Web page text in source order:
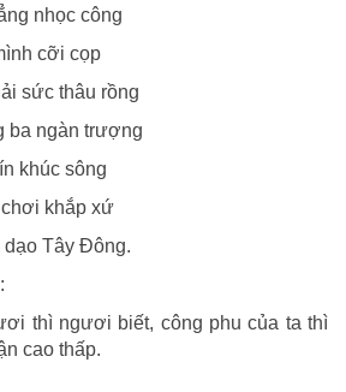
nhọc công
cỡi cọp
sức thâu rồng
ba ngàn trượng
khúc sông
khắp xứ
dạo Tây Ðông.
thì ngươi biết, công phu của ta thì
cao thấp.